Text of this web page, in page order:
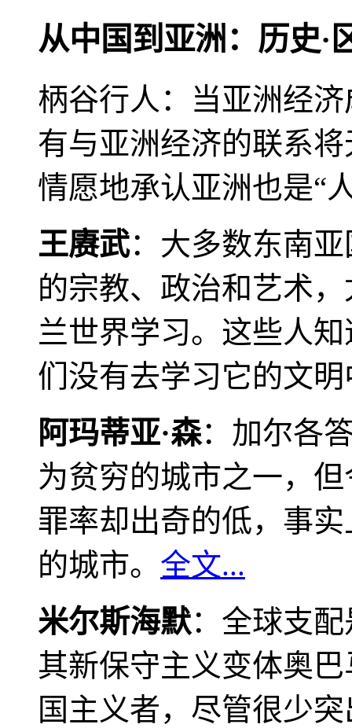
从中国到亚洲：历史·
柄谷行人：当亚洲经
有与亚洲经济的联系
情愿地承认亚洲也是“
王赓武：大多数东南
的宗教、政治和艺术
兰世界学习。这些人
们没有去学习它的文
阿玛蒂亚·森：加尔各
为贫穷的城市之一，
罪率却出奇的低，事
的城市。 全文...
米尔斯海默：全球支
其新保守主义变体奥
国主义者，尽管很少